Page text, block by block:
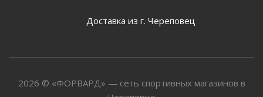
Доставка из г. Череповец
2026 © «ФОРВАРД» — сеть спортивных магазинов в